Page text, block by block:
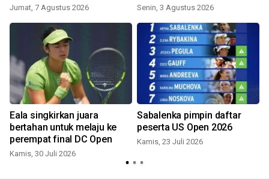
Jumat, 7 Agustus 2026 Senin, 3 Agustus 2026
Eala singkirkan juara
bertahan untuk melaju ke
perempat final DC Open
Kamis, 30 Juli 2026
Sabalenka pimpin daftar
peserta US Open 2026
Kamis, 23 Juli 2026